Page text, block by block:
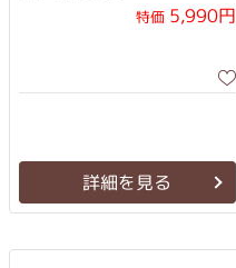
特価5,990円
詳細を見る